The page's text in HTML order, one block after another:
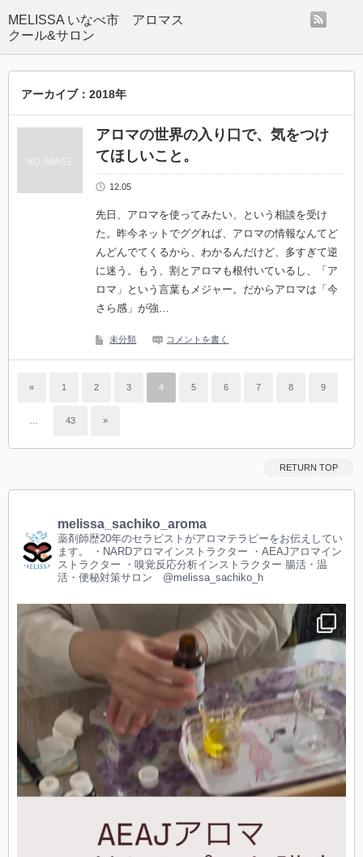
MELISSA いなべ市 アロマス
クール&サロン
アーカイブ：2018年
アロマの世界の入り口で、気をつけ
てほしいこと。
12.05
先日、アロマを使ってみたい、という相談を受け
た。昨今ネットでググれば、アロマの情報なんてど
んどんでてくるから、わかるんだけど、多すぎて逆
に迷う。もう、割とアロマも根付いているし、「ア
ロマ」という言葉もメジャー。だからアロマは「今
さら感」が強…
未分類 コメントを書く
« 1 2 3 4 5 6 7 8 9
43 »
RETURN TOP
melissa_sachiko_aroma
薬剤師歴20年のセラピストがアロマテラピーをお伝えしてい
ます。
・NARDアロマインストラクター ・AEAJアロマイン
ストラクター ・嗅覚反応分析インストラクター 腸活・温
活・便秘対策サロン @melissa_sachiko_h